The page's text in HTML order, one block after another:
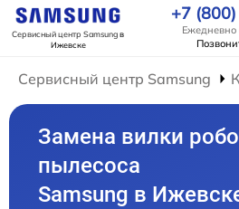
Сервисный центр Samsungв
Ижевске
+7
Сервисный центр Samsung
Замена вилки
пылесоса
Samsung в